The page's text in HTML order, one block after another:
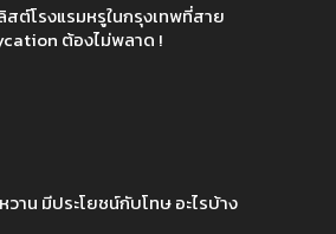
สต์โรงแรมหรูในกรุงเทพที่สาย
ต้องไม่พลาด !
วาน มีประโยชน์กับโทษ อะไรบ้าง